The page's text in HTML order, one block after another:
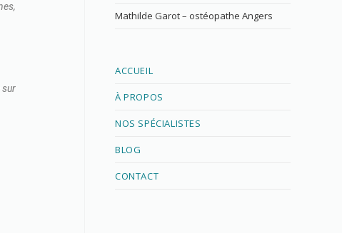
sur
Mathilde Garot – ostéopathe Angers
ACCUEIL
À PROPOS
NOS SPÉCIALISTES
BLOG
CONTACT